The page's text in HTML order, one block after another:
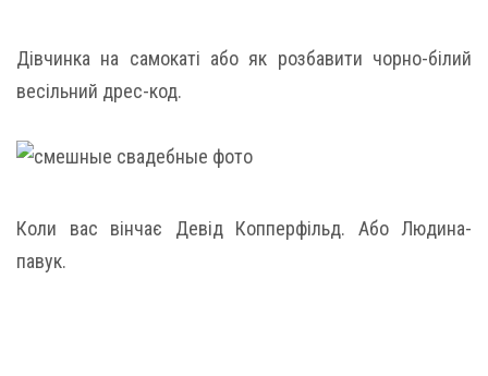
Дівчинка на самокаті або як розбавити чорно-білий
весільний дрес-код.
Коли вас вінчає Девід Копперфільд. Або Людина-
павук.